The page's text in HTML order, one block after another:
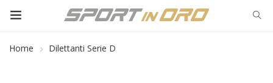
Home Dilettanti Serie D